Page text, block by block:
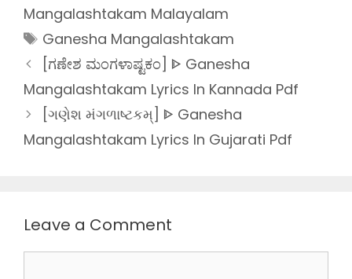
Mangalashtakam Malayalam
Tags
Ganesha Mangalashtakam
[ಗಣೇಶ ಮಂಗಳಾಷ್ಟಕಂ] ᐈ Ganesha
Mangalashtakam Lyrics In Kannada Pdf
[ગણેશ મંગળાષ્ટકમ્] ᐈ Ganesha
Mangalashtakam Lyrics In Gujarati Pdf
Leave a Comment